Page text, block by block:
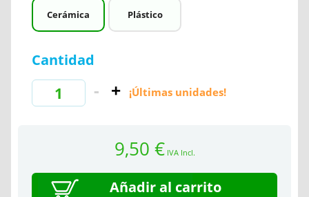
Cerámica Plástico
Cantidad
¡Últimas unidades!
9,50 €IVA Incl.
Añadir al carrito